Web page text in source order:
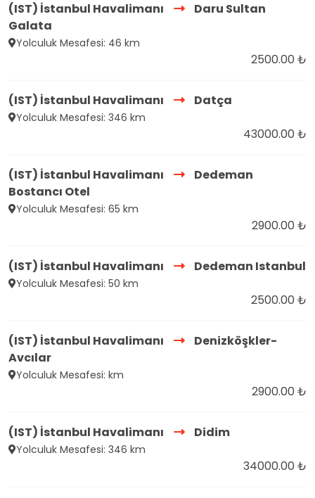
(IST) İstanbul Havalimanı
Daru Sultan
Galata
Yolculuk Mesafesi: 46 km
2500.00 ₺
(IST) İstanbul Havalimanı Datça
Yolculuk Mesafesi: 346 km
43000.00 ₺
(IST) İstanbul Havalimanı
Dedeman
Bostancı Otel
Yolculuk Mesafesi: 65 km
2900.00 ₺
(IST) İstanbul Havalimanı Dedeman Istanbul
Yolculuk Mesafesi: 50 km
2500.00 ₺
(IST) İstanbul Havalimanı
Denizköşkler-
Avcılar
Yolculuk Mesafesi: km
2900.00 ₺
(IST) İstanbul Havalimanı Didim
Yolculuk Mesafesi: 346 km
34000.00 ₺